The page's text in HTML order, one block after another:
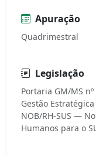
Apuração
Quadrimestral
Legislação
Portaria GM/MS
Gestão
NOB/RH-SUS —